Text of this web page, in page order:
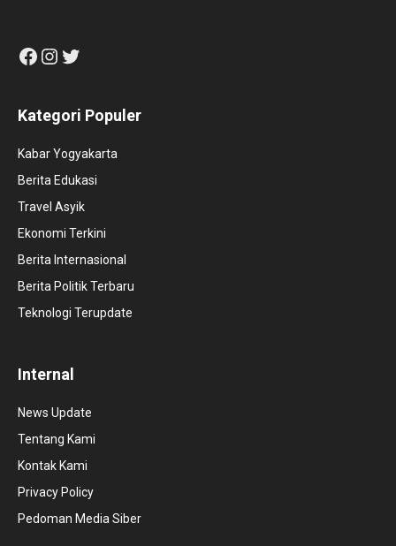
Facebook
Instagram
Twitter
Kategori Populer
Kabar Yogyakarta
Berita Edukasi
Travel Asyik
Ekonomi Terkini
Berita Internasional
Berita Politik Terbaru
Teknologi Terupdate
Internal
News Update
Tentang Kami
Kontak Kami
Privacy Policy
Pedoman Media Siber